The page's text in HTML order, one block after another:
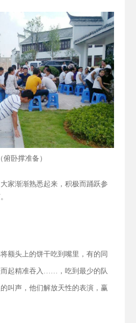
（俯卧撑准备 ）
家渐渐熟悉起来，积极而踊跃参
额头上的饼干吃到嘴里，有的同
起精准吞入……，吃到最少的队
叫声，他们解放天性的表演，赢